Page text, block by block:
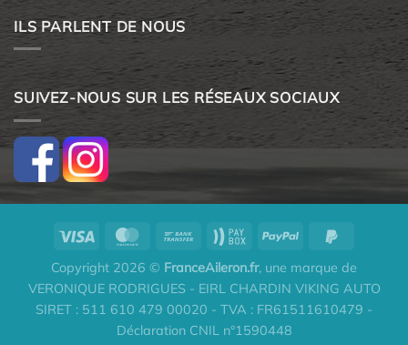
ILS PARLENT DE NOUS
SUIVEZ-NOUS SUR LES RÉSEAUX SOCIAUX
Copyright 2026 © FranceAileron.fr, une marque de
VERONIQUE RODRIGUES - EIRL CHARDIN VIKING AUTO
SIRET : 511 610 479 00020 - TVA : FR61511610479 -
Déclaration CNIL n°1590448